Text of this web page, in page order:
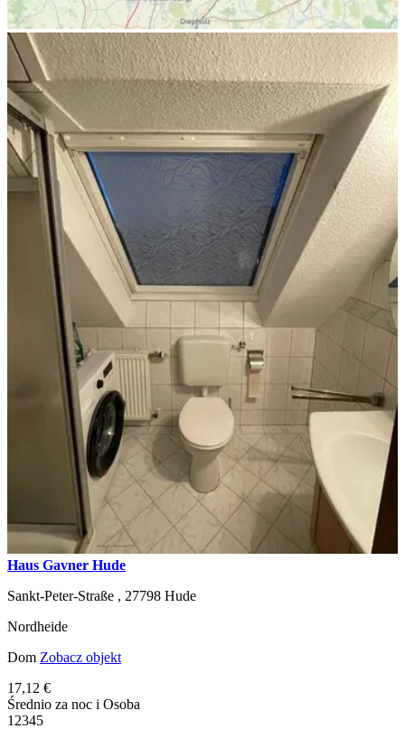
Haus Gavner Hude
Sankt-Peter-Straße , 27798 Hude
Nordheide
Dom Zobacz objekt
17,12 €
Średnio za noc i Osoba
1 2345